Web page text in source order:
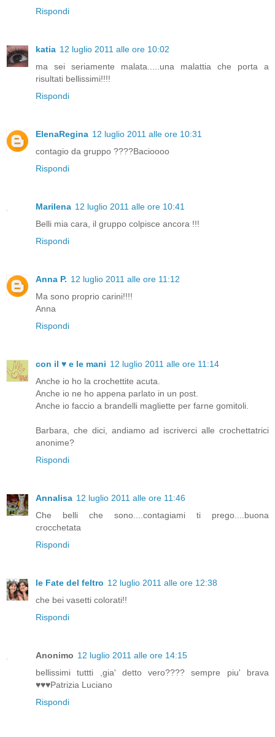
Rispondi
katia 12 luglio 2011 alle ore 10:02
ma sei seriamente malata.....una malattia che porta a
risultati bellissimi!!!!
Rispondi
ElenaRegina 12 luglio 2011 alle ore 10:31
contagio da gruppo ????Bacioooo
Rispondi
Marilena 12 luglio 2011 alle ore 10:41
Belli mia cara, il gruppo colpisce ancora !!!
Rispondi
Anna P. 12 luglio 2011 alle ore 11:12
Ma sono proprio carini!!!!
Anna
Rispondi
con il ♥ e le mani 12 luglio 2011 alle ore 11:14
Anche io ho la crochettite acuta.
Anche io ne ho appena parlato in un post.
Anche io faccio a brandelli magliette per farne gomitoli.
Barbara, che dici, andiamo ad iscriverci alle crochettatrici
anonime?
Rispondi
Annalisa 12 luglio 2011 alle ore 11:46
Che belli che sono....contagiami ti prego....buona
crocchetata
Rispondi
le Fate del feltro 12 luglio 2011 alle ore 12:38
che bei vasetti colorati!!
Rispondi
Anonimo 12 luglio 2011 alle ore 14:15
bellissimi tuttti ,gia' detto vero???? sempre piu' brava
♥♥♥Patrizia Luciano
Rispondi